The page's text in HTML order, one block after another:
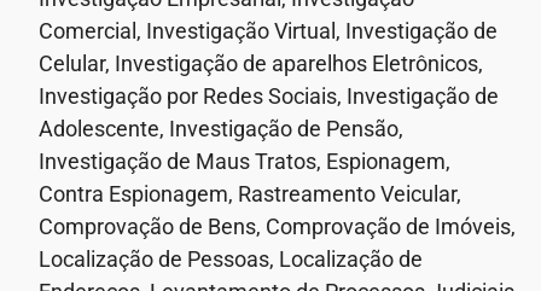
Comercial, Investigação Virtual, Investigação de
Celular, Investigação de aparelhos Eletrônicos,
Investigação por Redes Sociais, Investigação de
Adolescente, Investigação de Pensão,
Investigação de Maus Tratos, Espionagem,
Contra Espionagem, Rastreamento Veicular,
Comprovação de Bens, Comprovação de Imóveis,
Localização de Pessoas, Localização de